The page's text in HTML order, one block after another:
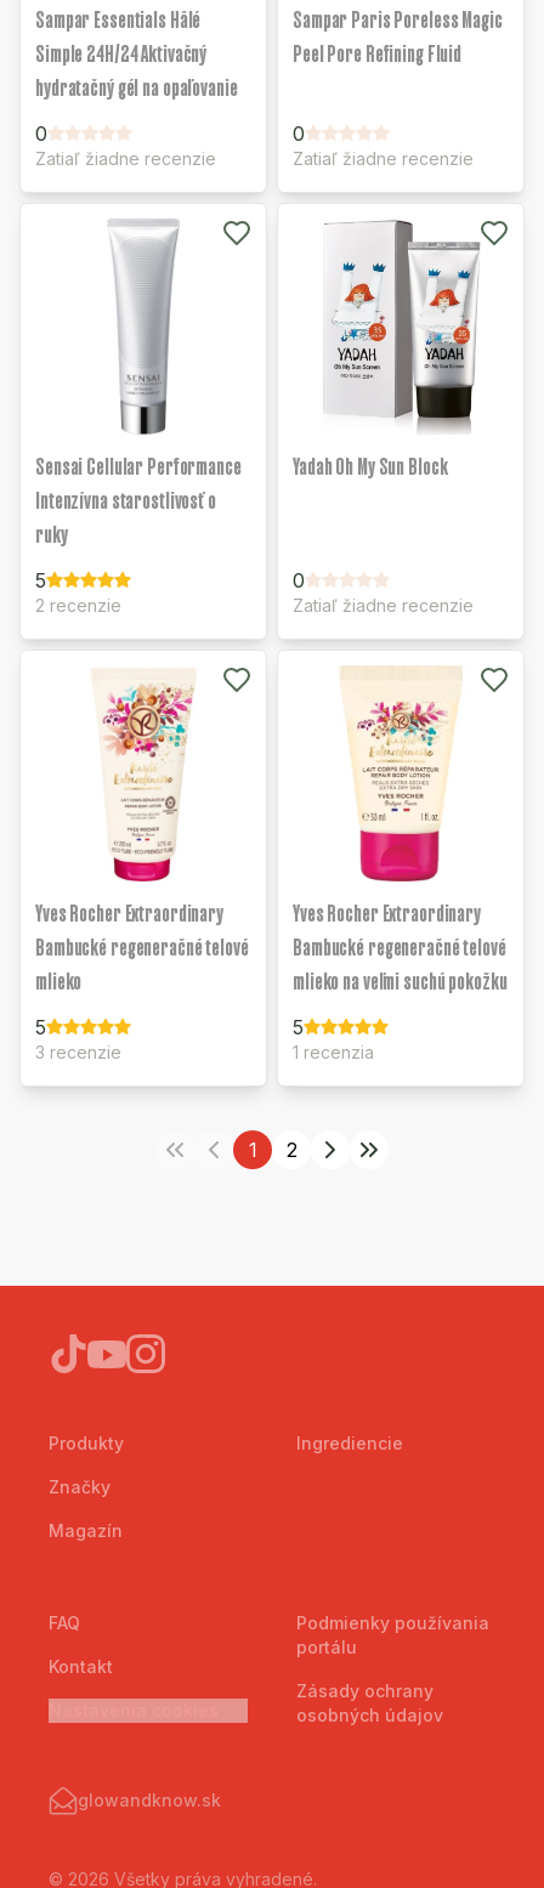
Sampar Essentials Hâlé
Simple 24H/24 Aktivačný
hydratačný gél na opaľovanie
0
Zatiaľ žiadne recenzie
Sampar Paris Poreless Magic
Peel Pore Refining Fluid
0
Zatiaľ žiadne recenzie
Sensai Cellular Performance
Intenzívna starostlivosť o
ruky
5
2 recenzie
Yadah Oh My Sun Block
0
Zatiaľ žiadne recenzie
Yves Rocher Extraordinary
Bambucké regeneračné telové
mlieko
5
3 recenzie
Yves Rocher Extraordinary
Bambucké regeneračné telové
mlieko na veľmi suchú pokožku
5
1 recenzia
1 2
Produkty
Značky
Magazín
Ingrediencie
FAQ
Kontakt
Podmienky používania
portálu
Zásady ochrany
osobných údajov
glowandknow.sk
© 2026 Všetky práva vyhradené.